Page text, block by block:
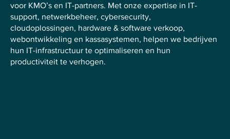
voor KMO’s en IT-partners. Met onze expertise in IT-
support, netwerkbeheer, cybersecurity,
cloudoplossingen, hardware & software verkoop,
webontwikkeling en kassasystemen, helpen we bedrijven
hun IT-infrastructuur te optimaliseren en hun
productiviteit te verhogen.